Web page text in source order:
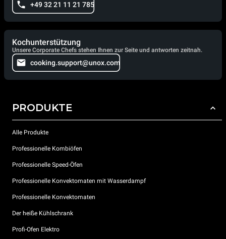
+49 32 21 11 21 785
Kochunterstützung
Unsere Corporate Chefs stehen Ihnen zur Seite und antworten zeitnah.
cooking.support@unox.com
PRODUKTE
Alle Produkte
Professionelle Kombiöfen
Professionelle Speed-Öfen
Professionelle Konvektomaten mit Wasserdampf
Professionelle Konvektomaten
Der heiße Kühlschrank
Profi-Ofen Elektro